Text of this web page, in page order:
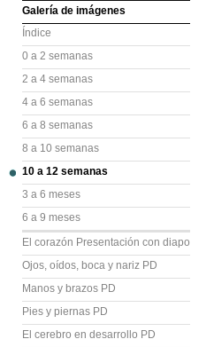
Galería de imágenes
Índice
0 a 2 semanas
2 a 4 semanas
4 a 6 semanas
6 a 8 semanas
8 a 10 semanas
10 a 12 semanas
3 a 6 meses
6 a 9 meses
El corazón Presentación con
Ojos, oídos, boca y nariz PD
Manos y brazos PD
Pies y piernas PD
El cerebro en desarrollo PD